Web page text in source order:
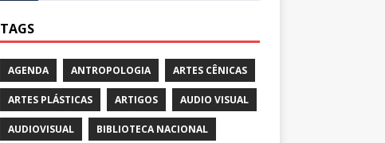
TAGS
AGENDA ANTROPOLOGIA ARTES CÊNICAS
ARTES PLÁSTICAS ARTIGOS AUDIO VISUAL
AUDIOVISUAL BIBLIOTECA NACIONAL